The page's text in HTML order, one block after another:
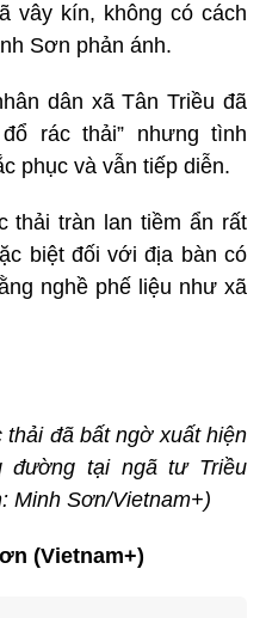
vây kín, không có cách
Sơn phản ánh.
dân xã Tân Triều đã
rác thải” nhưng tình
phục và vẫn tiếp diễn.
thải tràn lan tiềm ẩn rất
biệt đối với địa bàn có
nghề phế liệu như xã
thải đã bất ngờ xuất hiện
đường tại ngã tư Triều
Minh Sơn/Vietnam+)
(Vietnam+)